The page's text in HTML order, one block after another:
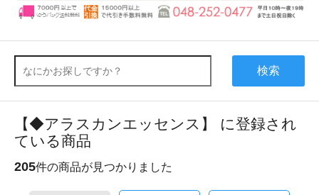
検索
【◆アラスカンエッセンス】 に登録され
ている商品
205件の商品が見つかりました